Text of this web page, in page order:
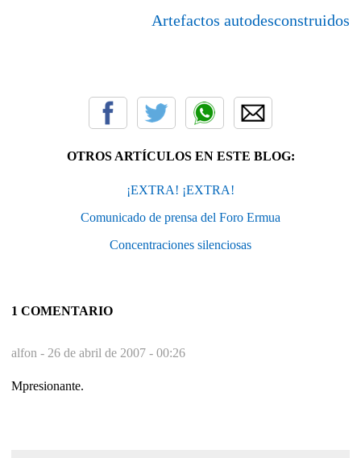
Artefactos autodesconstruidos
OTROS ARTÍCULOS EN ESTE BLOG:
¡EXTRA! ¡EXTRA!
Comunicado de prensa del Foro Ermua
Concentraciones silenciosas
1 COMENTARIO
alfon - 26 de abril de 2007 - 00:26
Mpresionante.